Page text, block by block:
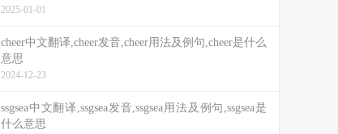
2025-01-01
cheer中文翻译,cheer发音,cheer用法及例句,cheer是什么
意思
2024-12-23
ssgsea中文翻译,ssgsea发音,ssgsea用法及例句,ssgsea是
什么意思